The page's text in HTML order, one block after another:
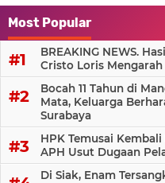
Most Popular
BREAKING NEWS.
Cristo Loris
Bocah 11 Tahun di
Mata, Keluarga
Surabaya
HPK Temusai
APH Usut Dugaan
Di Siak, Enam